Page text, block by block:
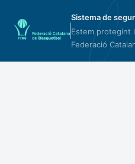
Sistema de
Estem protegint
Federació